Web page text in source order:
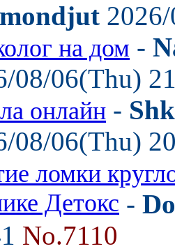
на дом -
08/06(Thu)
онлайн -
08/06(Thu)
ломки
Детокс -
No.7110